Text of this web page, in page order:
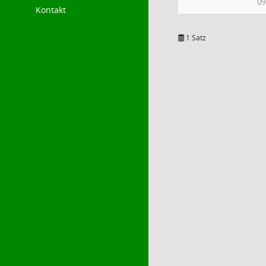
Kontakt
1 Satz